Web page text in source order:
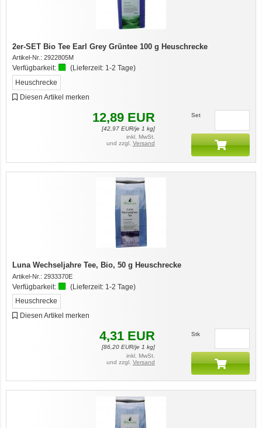
2er-SET Bio Tee Earl Grey Grüntee 100 g Heuschrecke
Artikel-Nr.: 2922805M
Verfügbarkeit: (Lieferzeit: 1-2 Tage)
Heuschrecke
Diesen Artikel merken
12,89 EUR
[42,97EUR/je 1 kg]
inkl. MwSt.
und zzgl. Versand
Set
Luna Wechseljahre Tee, Bio, 50 g Heuschrecke
Artikel-Nr.: 2933370E
Verfügbarkeit: (Lieferzeit: 1-2 Tage)
Heuschrecke
Diesen Artikel merken
4,31 EUR
[86,20EUR/je 1 kg]
inkl. MwSt.
und zzgl. Versand
Stk